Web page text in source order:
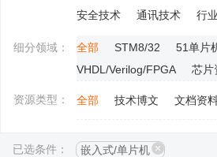
安全技术
通讯技术 行
细分领域： 全部 STM8/32 51单片
VHDL/Verilog/FPGA
芯片
资源类型： 全部 技术博文 文档资
已选条件： 嵌入式/单片机